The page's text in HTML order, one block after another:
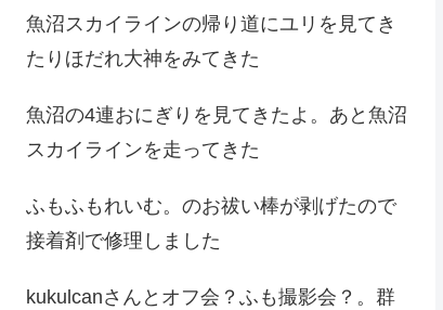
魚沼スカイラインの帰り道にユリを見てき
たりほだれ大神をみてきた
魚沼の4連おにぎりを見てきたよ。あと魚沼
スカイラインを走ってきた
ふもふもれいむ。のお祓い棒が剥げたので
接着剤で修理しました
kukulcanさんとオフ会？ふも撮影会？。群